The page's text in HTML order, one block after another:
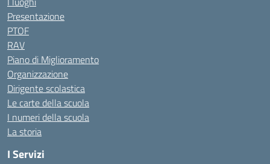
Presentazione
PTOF
RAV
Piano di Miglioramento
Organizzazione
Dirigente scolastica
Le carte della scuola
I numeri della scuola
La storia
I Servizi